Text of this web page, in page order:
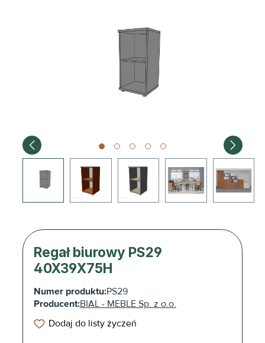
Regał biurowy PS29
40X39X75H
Numer produktu:PS29
Producent:BIAL - MEBLE Sp. z o.o.
Dodaj do listy życzeń